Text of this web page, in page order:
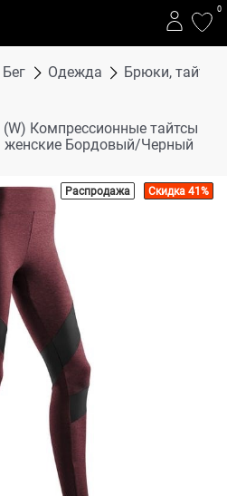
0
Бег Одежда Брюки, тайтсы
(W) Компрессионные тайтсы
женские Бордовый/Черный
Распродажа Скидка 41%